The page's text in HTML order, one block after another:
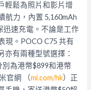
輕鬆為照片和影片增
航力，內置 5,160mAh
迅速充電。不論是工作
現。POCO C75 共有
亦有兩種型號選擇：
別為港幣$899和港幣
官網 （mi.com/hk）正